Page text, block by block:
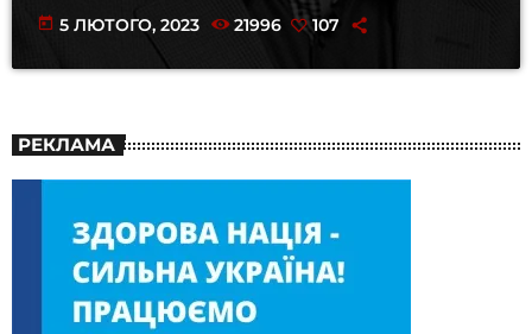
today 5 ЛЮТОГО, 2023 21996 107
РЕКЛАМА